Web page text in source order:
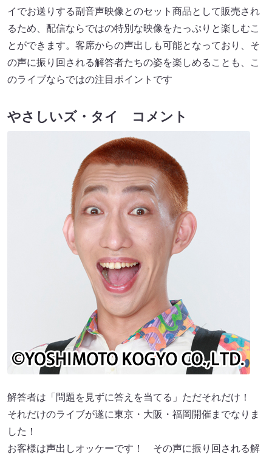
イでお送りする副音声映像とのセット商品として販売され
るため、配信ならではの特別な映像をたっぷりと楽しむこ
とができます。客席からの声出しも可能となっており、そ
の声に振り回される解答者たちの姿を楽しめることも、こ
のライブならではの注目ポイントです
やさしいズ・タイ コメント
解答者は「問題を見ずに答えを当てる」ただそれだけ！
それだけのライブが遂に東京・大阪・福岡開催までなりま
した！
お客様は声出しオッケーです！ その声に振り回される解